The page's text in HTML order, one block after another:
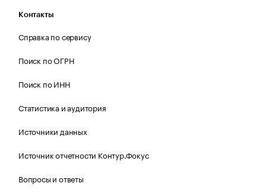
Контакты
Справка по сервису
Поиск по ОГРН
Поиск по ИНН
Статистика и аудитория
Источники данных
Источник отчетности Контур.Фокус
Вопросы и ответы